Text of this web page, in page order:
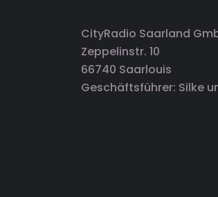
CityRadio Saarland
Zeppelinstr. 10
66740 Saarlouis
Geschäftsführer: Silke